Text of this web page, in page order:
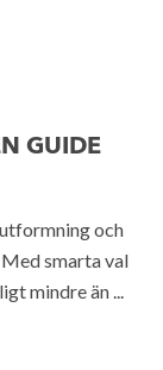
GUIDE
och
smarta val
mindre än ...